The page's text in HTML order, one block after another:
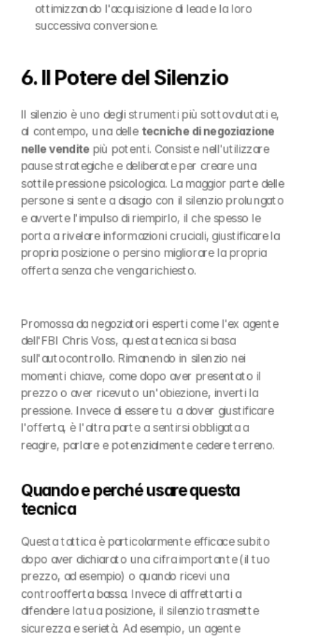
ottimizzando l'acquisizione di lead e la loro
successiva conversione.
6. Il Potere del Silenzio
Il silenzio è uno degli strumenti più sottovalutati e,
al contempo, una delle tecniche di negoziazione
nelle vendite più potenti. Consiste nell'utilizzare
pause strategiche e deliberate per creare una
sottile pressione psicologica. La maggior parte delle
persone si sente a disagio con il silenzio prolungato
e avverte l'impulso di riempirlo, il che spesso le
porta a rivelare informazioni cruciali, giustificare la
propria posizione o persino migliorare la propria
offerta senza che venga richiesto.
Promossa da negoziatori esperti come l'ex agente
dell'FBI Chris Voss, questa tecnica si basa
sull'autocontrollo. Rimanendo in silenzio nei
momenti chiave, come dopo aver presentato il
prezzo o aver ricevuto un'obiezione, inverti la
pressione. Invece di essere tu a dover giustificare
l'offerta, è l'altra parte a sentirsi obbligata a
reagire, parlare e potenzialmente cedere terreno.
Quando e perché usare questa
tecnica
Questa tattica è particolarmente efficace subito
dopo aver dichiarato una cifra importante (il tuo
prezzo, ad esempio) o quando ricevi una
controofferta bassa. Invece di affrettarti a
difendere la tua posizione, il silenzio trasmette
sicurezza e serietà. Ad esempio, un agente